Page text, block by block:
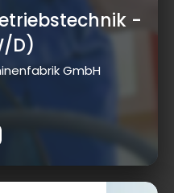
-
D)
GmbH